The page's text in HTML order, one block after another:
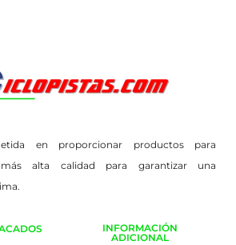
en proporcionar productos para
alta calidad para garantizar una
INFORMACIÓN
ADICIONAL